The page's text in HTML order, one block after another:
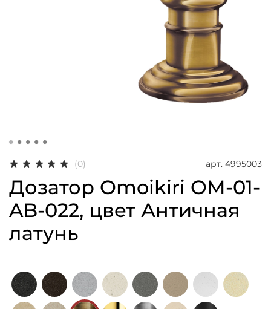
(0) арт. 4995003
Дозатор Omoikiri OM-01-
AB-022, цвет Античная
латунь